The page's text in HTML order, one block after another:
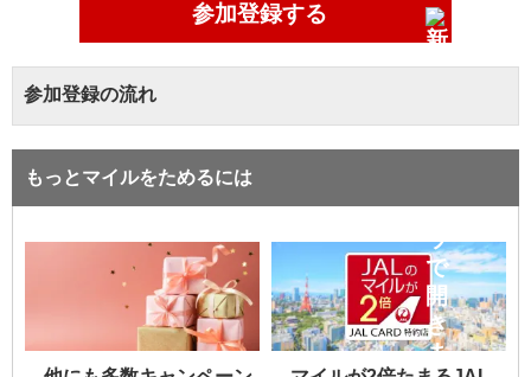
参加登録する
参加登録の流れ
もっとマイルをためるには